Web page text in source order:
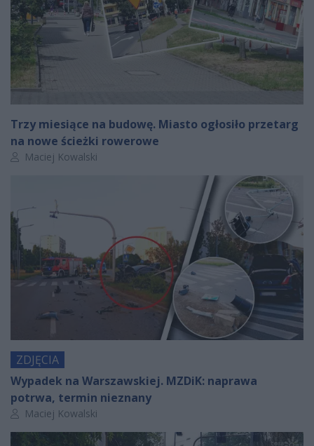
Trzy miesiące na budowę. Miasto ogłosiło przetarg
na nowe ścieżki rowerowe
Autor artykułu:
Maciej Kowalski
ZDJĘCIA
Wypadek na Warszawskiej. MZDiK: naprawa
potrwa, termin nieznany
Autor artykułu:
Maciej Kowalski